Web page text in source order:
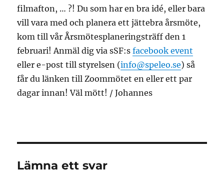
filmafton, … ?! Du som har en bra idé, eller bara
vill vara med och planera ett jättebra årsmöte,
kom till vår Årsmötesplaneringsträff den 1
februari! Anmäl dig via sSF:sfacebook event
eller e-post till styrelsen (info@speleo.se) så
får du länken till Zoommötet en eller ett par
dagar innan! Väl mött! / Johannes
Lämna ett svar